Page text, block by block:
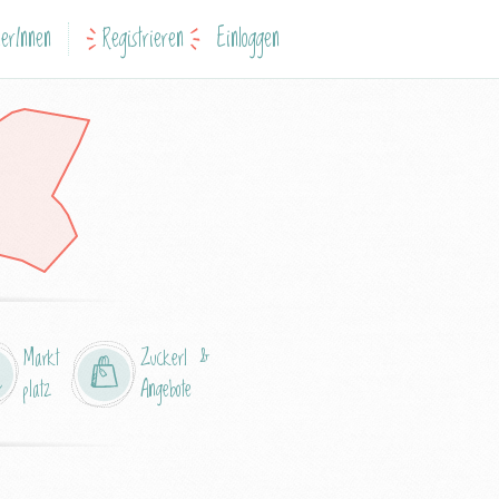
Registrieren Einloggen
Markt
platz
Zuckerl &
Angebote